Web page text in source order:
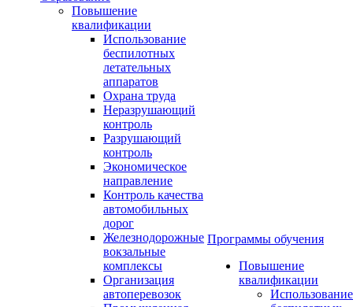
Повышение
квалификации
Использование
беспилотных
летательных
аппаратов
Охрана труда
Неразрушающий
контроль
Разрушающий
контроль
Экономическое
направление
Контроль качества
автомобильных
дорог
Железнодорожные
вокзальные
комплексы
Организация
автоперевозок
Программы обучения
Повышение
квалификации
Использование